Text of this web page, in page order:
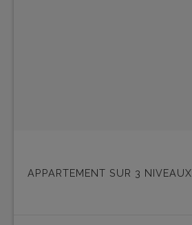
APPARTEMENT SUR 3 NIVEAUX